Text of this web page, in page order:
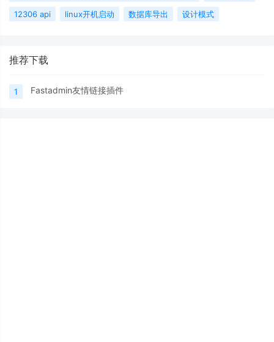
12306 api
linux开机启动 数据库导出 设计模式
推荐下载
1 Fastadmin友情链接插件